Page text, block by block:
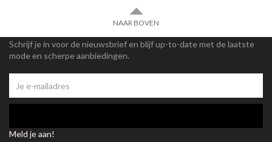
NAAR BOVEN
Schrijf je in voor de nieuwsbrief en blijf up-to-date met de laatste
mode en scherpe aanbiedingen.
Meld je aan!